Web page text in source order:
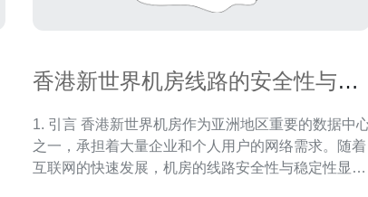
香港新世界机房线路的安全性与稳
1. 引言 香港新世界机房作为亚洲地区重要的数据中心
之一，承担着大量企业和个人用户的网络需求。随着
互联网的快速发展，机房的线路安全性与稳定性显得